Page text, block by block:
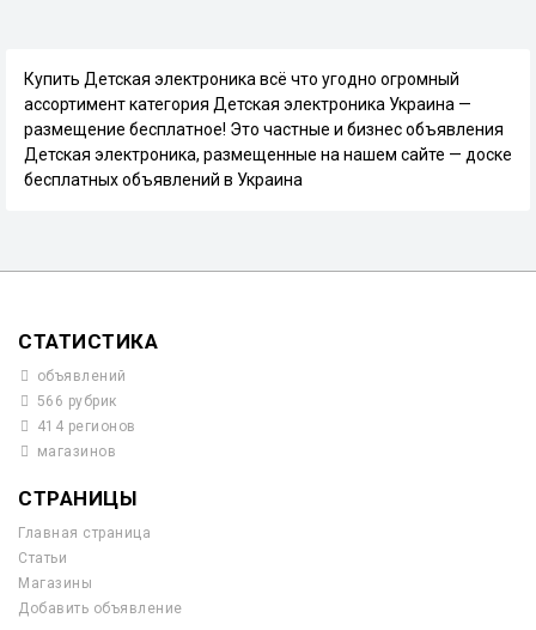
Купить Детская электроника всё что угодно огромный
ассортимент категория Детская электроника Украина —
размещение бесплатное! Это частные и бизнес объявления
Детская электроника, размещенные на нашем сайте — доске
бесплатных объявлений в Украина
СТАТИСТИКА
объявлений
566 рубрик
414 регионов
магазинов
СТРАНИЦЫ
Главная страница
Статьи
Магазины
Добавить объявление